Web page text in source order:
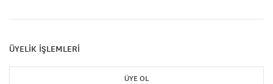
ÜYELİK İŞLEMLERİ
ÜYE OL